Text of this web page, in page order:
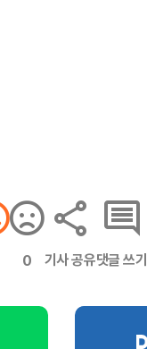
0 기사 공유댓글 쓰기